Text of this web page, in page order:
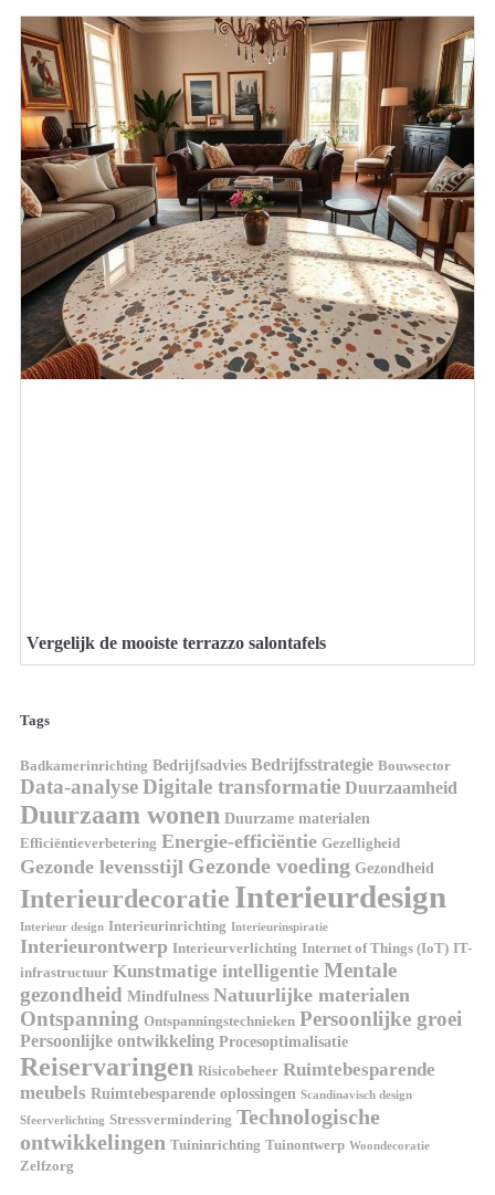
Vergelijk de mooiste terrazzo salontafels
Tags
Badkamerinrichting Bedrijfsadvies Bedrijfsstrategie Bouwsector
Data-analyseDigitale transformatie Duurzaamheid
Duurzaam wonen Duurzame materialen
Efficiëntieverbetering Energie-efficiëntie Gezelligheid
Gezonde levensstijl Gezonde voeding Gezondheid
Interieurdecoratie Interieurdesign
Interieur design Interieurinrichting Interieurinspiratie
Interieurontwerp Interieurverlichting Internet of Things (IoT) IT-
infrastructuur Kunstmatige intelligentie Mentale
gezondheid Mindfulness Natuurlijke materialen
Ontspanning Ontspanningstechnieken Persoonlijke groei
Persoonlijke ontwikkeling Procesoptimalisatie
Reiservaringen Risicobeheer Ruimtebesparende
meubels Ruimtebesparende oplossingen Scandinavisch design
Sfeerverlichting Stressvermindering Technologische
ontwikkelingen Tuininrichting Tuinontwerp Woondecoratie
Zelfzorg